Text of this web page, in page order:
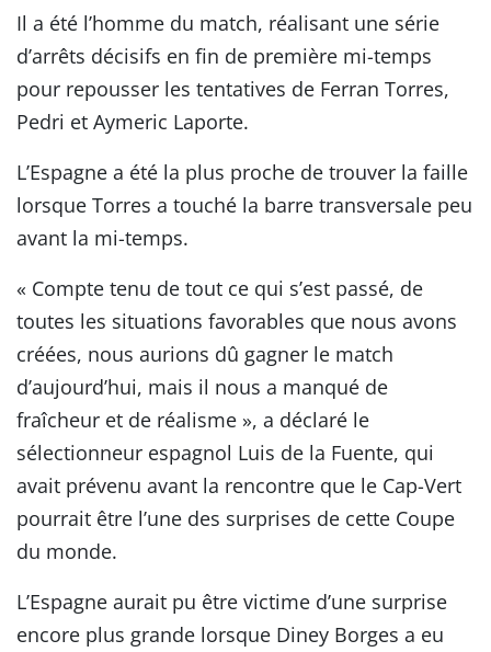
Il a été l’homme du match, réalisant une série
d’arrêts décisifs en fin de première mi-temps
pour repousser les tentatives de Ferran Torres,
Pedri et Aymeric Laporte.
L’Espagne a été la plus proche de trouver la faille
lorsque Torres a touché la barre transversale peu
avant la mi-temps.
« Compte tenu de tout ce qui s’est passé, de
toutes les situations favorables que nous avons
créées, nous aurions dû gagner le match
d’aujourd’hui, mais il nous a manqué de
fraîcheur et de réalisme », a déclaré le
sélectionneur espagnol Luis de la Fuente, qui
avait prévenu avant la rencontre que le Cap-Vert
pourrait être l’une des surprises de cette Coupe
du monde.
L’Espagne aurait pu être victime d’une surprise
encore plus grande lorsque Diney Borges a eu